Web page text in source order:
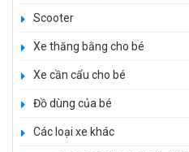
Scooter
Xe thăng bằng cho bé
Xe cần cẩu cho bé
Đồ dùng của bé
Các loại xe khác
Xe 3 bánh